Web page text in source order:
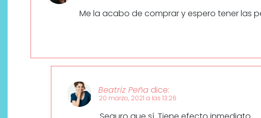
Me la acabo de comprar y espero tener las
Beatriz Peña dice:
20 marzo, 2021 a las 13:26